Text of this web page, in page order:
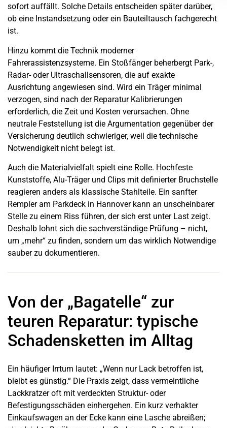
sofort auffällt. Solche Details entscheiden später darüber,
ob eine Instandsetzung oder ein Bauteiltausch fachgerecht
ist.
Hinzu kommt die Technik moderner
Fahrerassistenzsysteme. Ein Stoßfänger beherbergt Park-,
Radar- oder Ultraschallsensoren, die auf exakte
Ausrichtung angewiesen sind. Wird ein Träger minimal
verzogen, sind nach der Reparatur Kalibrierungen
erforderlich, die Zeit und Kosten verursachen. Ohne
neutrale Feststellung ist die Argumentation gegenüber der
Versicherung deutlich schwieriger, weil die technische
Notwendigkeit nicht belegt ist.
Auch die Materialvielfalt spielt eine Rolle. Hochfeste
Kunststoffe, Alu-Träger und Clips mit definierter Bruchstelle
reagieren anders als klassische Stahlteile. Ein sanfter
Rempler am Parkdeck in Hannoverkann an unscheinbarer
Stelle zu einem Riss führen, der sich erst unter Last zeigt.
Deshalb lohnt sich die sachverständige Prüfung – nicht,
um „mehr“ zu finden, sondern um das wirklich Notwendige
sauber zu dokumentieren.
Von der „Bagatelle“ zur
teuren Reparatur: typische
Schadensketten im Alltag
Ein häufiger Irrtum lautet: „Wenn nur Lack betroffen ist,
bleibt es günstig.“ Die Praxis zeigt, dass vermeintliche
Lackkratzer oft mit verdeckten Struktur- oder
Befestigungsschäden einhergehen. Ein kurz verhakter
Einkaufswagen an der Ecke kann eine Lasche abreißen;